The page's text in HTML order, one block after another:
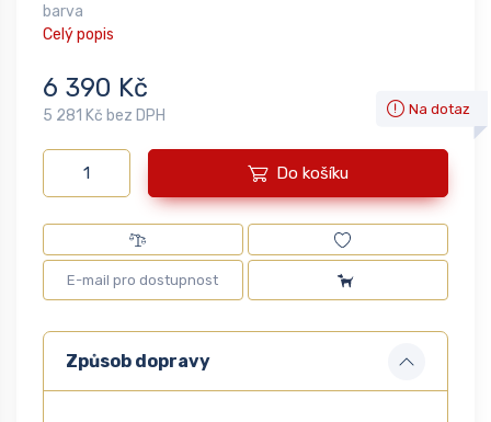
barva
Celý popis
6 390 Kč
5 281 Kč bez DPH Na dotaz
Do košíku
Způsob dopravy